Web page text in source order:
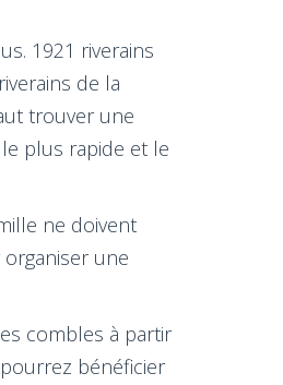
1921 riverains
de la
trouver une
plus rapide et le
ne doivent
une
combles à partir
bénéficier